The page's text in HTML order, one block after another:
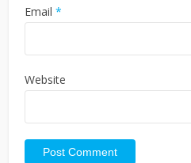
Email *
Website